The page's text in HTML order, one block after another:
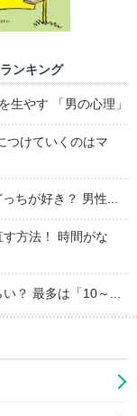
ンキング
生やす 「男の心理」
つけていくのはマ
ちが好き？ 男性...
方法！ 時間がな
？ 最多は「10～...